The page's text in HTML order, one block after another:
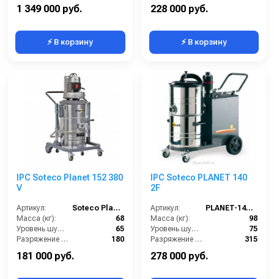
1 349 000 руб.
⚡ В корзину
228 000 руб.
⚡ В корзину
IPC Soteco Planet 152 380
V
Артикул:
Soteco Planet 152 380V
Масса (кг):
68
Уровень шума (дБ):
65
Разряжение (мБар):
180
181 000 руб.
IPC Soteco PLANET 140
2F
Артикул:
PLANET-140-2F
Масса (кг):
98
Уровень шума (дБ):
75
Разряжение (мБар):
315
278 000 руб.